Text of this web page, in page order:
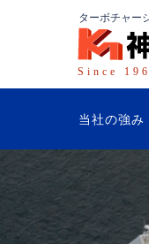
ス
ターボチャー
Since
当社の強み